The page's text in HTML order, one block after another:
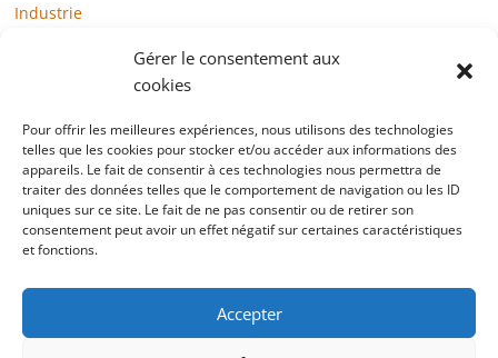
Gérer le consentement aux
cookies
Pour offrir les meilleures expériences, nous utilisons des technologies
telles que les cookies pour stocker et/ou accéder aux informations des
appareils. Le fait de consentir à ces technologies nous permettra de
traiter des données telles que le comportement de navigation ou les ID
uniques sur ce site. Le fait de ne pas consentir ou de retirer son
consentement peut avoir un effet négatif sur certaines caractéristiques
et fonctions.
Accepter
Industrie
Mode / Beauté / Bien-être
Santé
Société
Sports
Technologie / Internet